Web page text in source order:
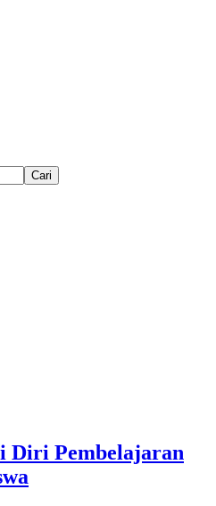
Cari
Diri Pembelajaran